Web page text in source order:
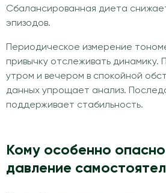
Сбалансированная диета
эпизодов.
Периодическое измерение
привычку отслеживать динамику.
утром и вечером в спокойной
данных упрощает анализ.
поддерживает стабильность.
Кому особенно
давление